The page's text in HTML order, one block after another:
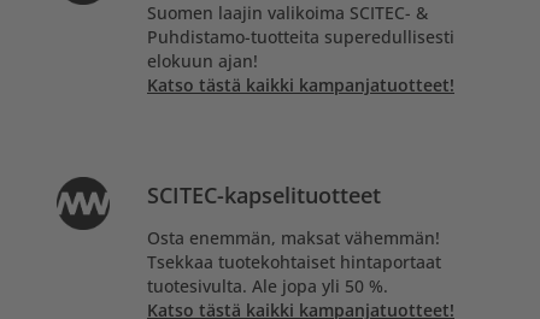
Suomen laajin valikoima SCITEC- &
Puhdistamo-tuotteita superedullisesti
elokuun ajan!
Katso tästä kaikki kampanjatuotteet!
SCITEC-kapselituotteet
Osta enemmän, maksat vähemmän!
Tsekkaa tuotekohtaiset hintaportaat
tuotesivulta. Ale jopa yli 50 %.
Katso tästä kaikki kampanjatuotteet!